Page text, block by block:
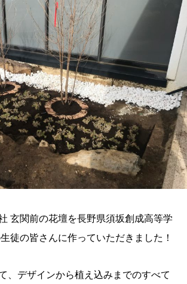
玄関前の花壇を長野県須坂創成高等学
徒の皆さんに作っていただきました！
、デザインから植え込みまでのすべて